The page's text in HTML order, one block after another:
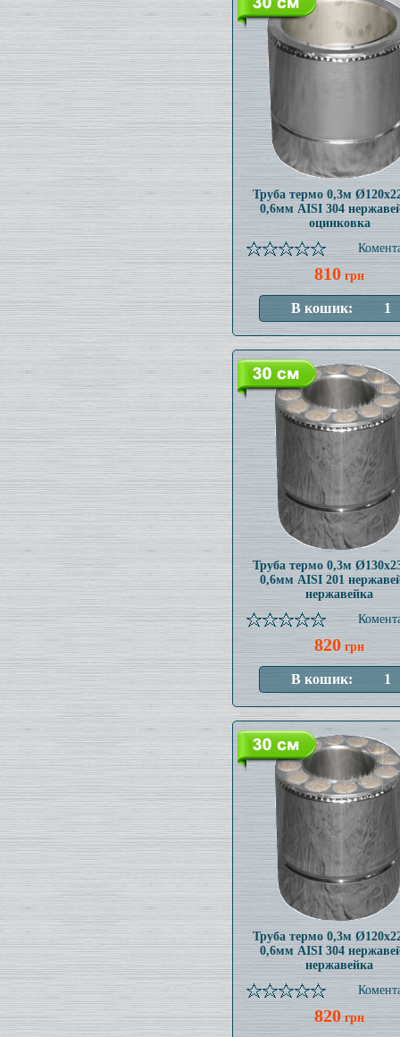
Труба термо 0,3м
0,6мм AISI 304
оцинковка
810 грн
Труба термо 0,3м
0,6мм AISI 201
нержавейка
820 грн
Труба термо 0,3м
0,6мм AISI 304
нержавейка
820грн